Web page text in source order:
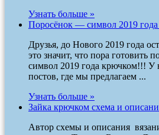
Узнать больше »
Поросёнок — символ 2019
Друзья, до Нового 2019 года
это значит, что пора готовить
символ 2019 года крючком!!! У
постов, где мы предлагаем ...
Узнать больше »
Зайка крючком схема и
Автор схемы и описания